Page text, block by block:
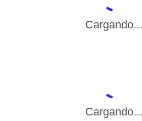
Cargando...
Cargando...